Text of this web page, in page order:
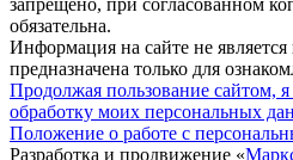
обязательна.
Информация на сайте не
предназначена только для
Продолжая пользование сайтом,
обработку моих персональных
Положение о работе с
Разработка и продвижение «